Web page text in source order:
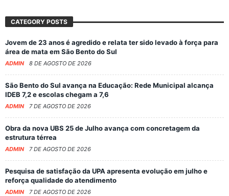
CATEGORY POSTS
Jovem de 23 anos é agredido e relata ter sido levado à força para
área de mata em São Bento do Sul
ADMIN 8 DE AGOSTO DE 2026
São Bento do Sul avança na Educação: Rede Municipal alcança
IDEB 7,2 e escolas chegam a 7,6
ADMIN 7 DE AGOSTO DE 2026
Obra da nova UBS 25 de Julho avança com concretagem da
estrutura térrea
ADMIN 7 DE AGOSTO DE 2026
Pesquisa de satisfação da UPA apresenta evolução em julho e
reforça qualidade do atendimento
ADMIN 7 DE AGOSTO DE 2026